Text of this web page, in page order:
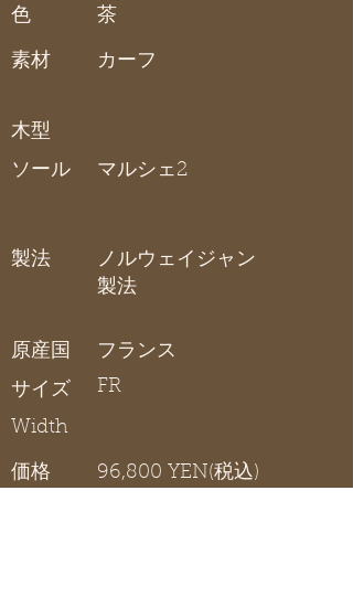
色
素材
茶
カーフ
木型
ソール
マルシェ2
製法
ノルウェイジャン
製法
原産国
サイズ
Width
フランス
FR
価格 96,800 YEN(税込)